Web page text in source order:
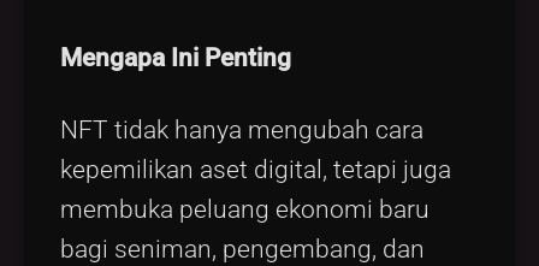
Mengapa Ini Penting
NFT tidak hanya mengubah cara
kepemilikan aset digital, tetapi juga
membuka peluang ekonomi baru
bagi seniman, pengembang, dan